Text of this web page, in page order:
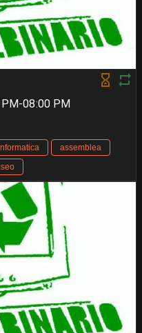
08:00 PM
assemblea